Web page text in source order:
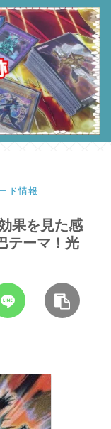
ド情報
果を見た感
テーマ！光